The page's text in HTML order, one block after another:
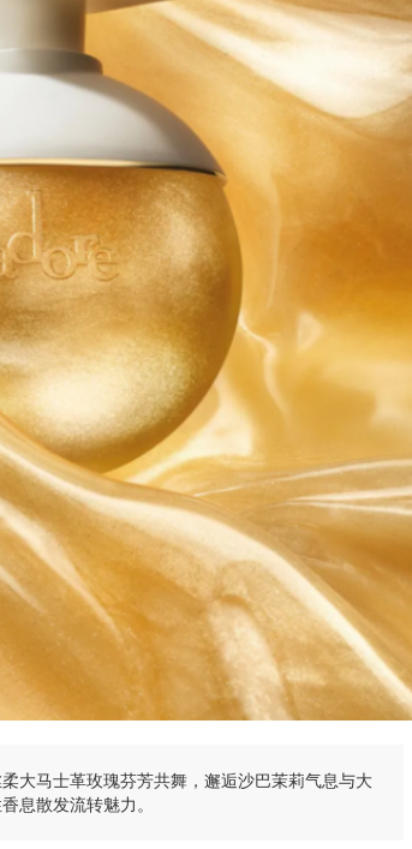
大马士革玫瑰芬芳共舞，邂逅沙巴茉莉气息与大
息散发流转魅力。